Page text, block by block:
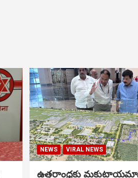
NEWS VIRAL NEWS
ఉత్తరాంధ్రకు